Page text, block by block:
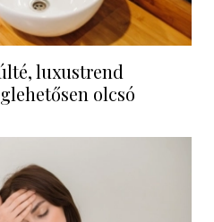
luxustrend
olcsó